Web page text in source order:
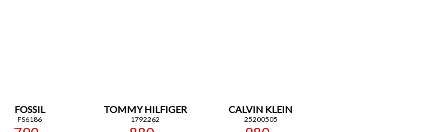
FOSSIL
FS6186
TOMMY HILFIGER
1792262
CALVIN KLEIN
25200505